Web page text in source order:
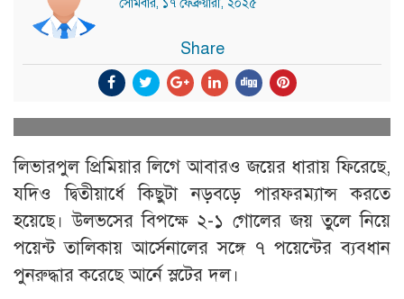
Share
লিভারপুল প্রিমিয়ার লিগে আবারও জয়ের ধারায় ফিরেছে,
যদিও দ্বিতীয়ার্ধে কিছুটা নড়বড়ে পারফরম্যান্স করতে
হয়েছে। উলভসের বিপক্ষে ২-১ গোলের জয় তুলে নিয়ে
পয়েন্ট তালিকায় আর্সেনালের সঙ্গে ৭ পয়েন্টের ব্যবধান
পুনরুদ্ধার করেছে আর্নে স্লটের দল।